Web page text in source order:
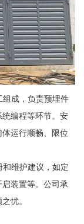
成，负责预埋件
编程等环节。安
运行顺畅、限位
维护建议，如定
装置等。公司承
忧。